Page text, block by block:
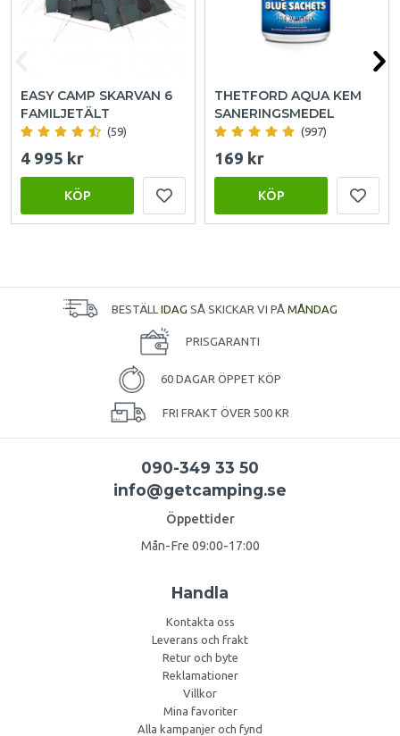
EASY CAMP SKARVAN 6
FAMILJETÄLT
(59)
4 995 kr
KÖP
THETFORD AQUA KEM
SANERINGSMEDEL
(997)
169 kr
KÖP
BESTÄLL IDAG SÅ SKICKAR VI PÅ MÅNDAG
PRISGARANTI
60 DAGAR ÖPPET KÖP
FRI FRAKT ÖVER 500 KR
090-349 33 50
info@getcamping.se
Öppettider
Mån-Fre 09:00-17:00
Handla
Kontakta oss
Leverans och frakt
Retur och byte
Reklamationer
Villkor
Mina favoriter
Alla kampanjer och fynd